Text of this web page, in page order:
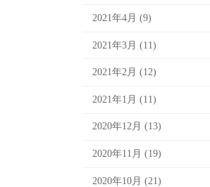
2021年4月 (9)
2021年3月 (11)
2021年2月 (12)
2021年1月 (11)
2020年12月 (13)
2020年11月 (19)
2020年10月 (21)